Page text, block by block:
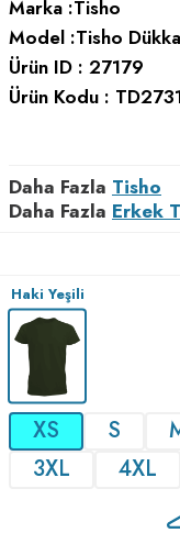
Marka :Tisho
Model :Tisho
Ürün ID : 27179
Ürün Kodu :
Daha Fazla Tisho
Daha Fazla Erkek
Haki Yeşili
XS S
3XL
4XL